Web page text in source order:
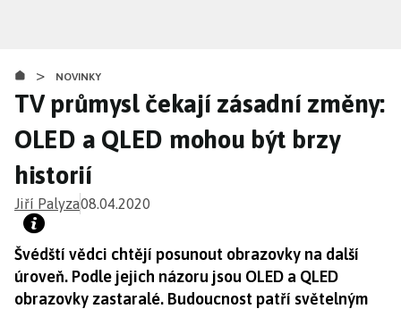
obsahu
> NOVINKY
TV průmysl čekají zásadní změny:
OLED a QLED mohou být brzy
historií
Jiří Palyza08.04.2020
Švédští vědci chtějí posunout obrazovky na další
úroveň. Podle jejich názoru jsou OLED a QLED
obrazovky zastaralé. Budoucnost patří světelným